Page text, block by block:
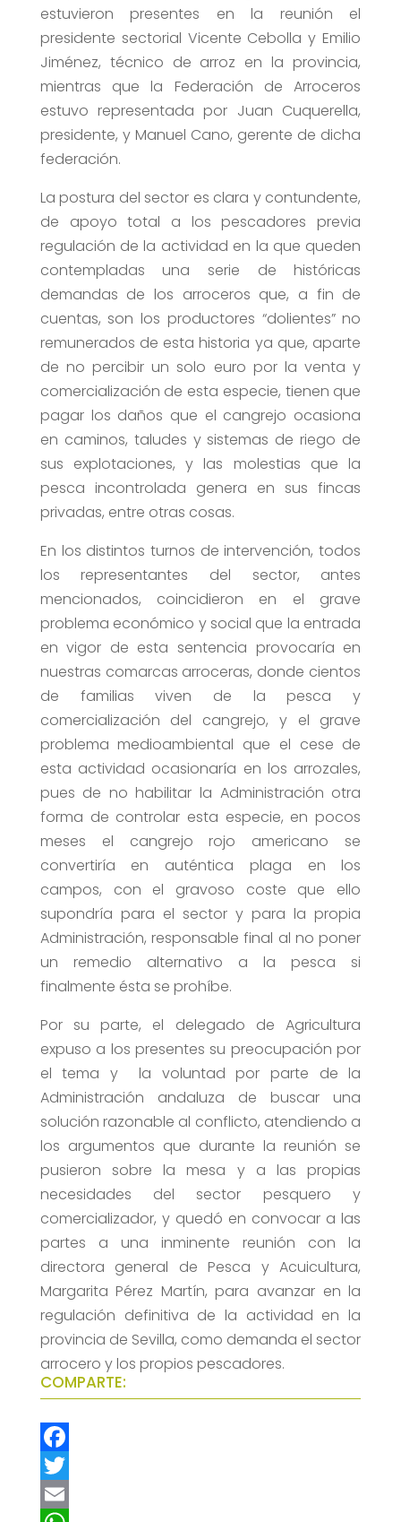
estuvieron presentes en la reunión el
presidente sectorial Vicente Cebolla y Emilio
Jiménez, técnico de arroz en la provincia,
mientras que la Federación de Arroceros
estuvo representada por Juan Cuquerella,
presidente, y Manuel Cano, gerente de dicha
federación.
La postura del sector es clara y contundente,
de apoyo total a los pescadores previa
regulación de la actividad en la que queden
contempladas una serie de históricas
demandas de los arroceros que, a fin de
cuentas, son los productores “dolientes” no
remunerados de esta historia ya que, aparte
de no percibir un solo euro por la venta y
comercialización de esta especie, tienen que
pagar los daños que el cangrejo ocasiona
en caminos, taludes y sistemas de riego de
sus explotaciones, y las molestias que la
pesca incontrolada genera en sus fincas
privadas, entre otras cosas.
En los distintos turnos de intervención, todos
los representantes del sector, antes
mencionados, coincidieron en el grave
problema económico y social que la entrada
en vigor de esta sentencia provocaría en
nuestras comarcas arroceras, donde cientos
de familias viven de la pesca y
comercialización del cangrejo, y el grave
problema medioambiental que el cese de
esta actividad ocasionaría en los arrozales,
pues de no habilitar la Administración otra
forma de controlar esta especie, en pocos
meses el cangrejo rojo americano se
convertiría en auténtica plaga en los
campos, con el gravoso coste que ello
supondría para el sector y para la propia
Administración, responsable final al no poner
un remedio alternativo a la pesca si
finalmente ésta se prohíbe.
Por su parte, el delegado de Agricultura
expuso a los presentes su preocupación por
el tema y la voluntad por parte de la
Administración andaluza de buscar una
solución razonable al conflicto, atendiendo a
los argumentos que durante la reunión se
pusieron sobre la mesa y a las propias
necesidades del sector pesquero y
comercializador, y quedó en convocar a las
partes a una inminente reunión con la
directora general de Pesca y Acuicultura,
Margarita Pérez Martín, para avanzar en la
regulación definitiva de la actividad en la
provincia de Sevilla, como demanda el sector
arrocero y los propios pescadores.
COMPARTE:
F
a
T